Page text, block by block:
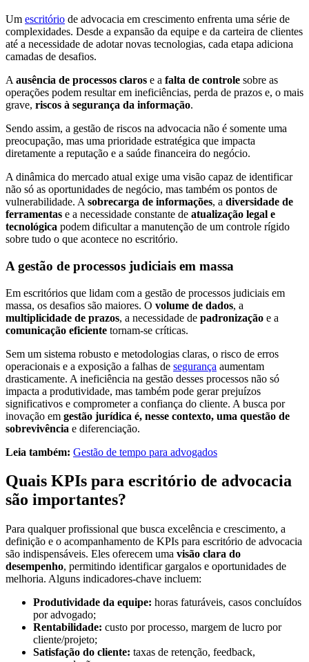
Um escritório de advocacia em crescimento enfrenta uma série de
complexidades. Desde a expansão da equipe e da carteira de clientes
até a necessidade de adotar novas tecnologias, cada etapa adiciona
camadas de desafios.
A ausência de processos claros e a falta de controle sobre as
operações podem resultar em ineficiências, perda de prazos e, o mais
grave, riscos à segurança da informação.
Sendo assim, a gestão de riscos na advocacia não é somente uma
preocupação, mas uma prioridade estratégica que impacta
diretamente a reputação e a saúde financeira do negócio.
A dinâmica do mercado atual exige uma visão capaz de identificar
não só as oportunidades de negócio, mas também os pontos de
vulnerabilidade. A sobrecarga de informações, a diversidade de
ferramentas e a necessidade constante de atualização legal e
tecnológica podem dificultar a manutenção de um controle rígido
sobre tudo o que acontece no escritório.
A gestão de processos judiciais em massa
Em escritórios que lidam com a gestão de processos judiciais em
massa, os desafios são maiores. O volume de dados, a
multiplicidade de prazos, a necessidade de padronização e a
comunicação eficiente tornam-se críticas.
Sem um sistema robusto e metodologias claras, o risco de erros
operacionais e a exposição a falhas de segurança aumentam
drasticamente. A ineficiência na gestão desses processos não só
impacta a produtividade, mas também pode gerar prejuízos
significativos e comprometer a confiança do cliente. A busca por
inovação em gestão jurídica é, nesse contexto, uma questão de
sobrevivência e diferenciação.
Leia também: Gestão de tempo para advogados
Quais KPIs para escritório de advocacia
são importantes?
Para qualquer profissional que busca excelência e crescimento, a
definição e o acompanhamento de KPIs para escritório de advocacia
são indispensáveis. Eles oferecem uma visão clara do
desempenho, permitindo identificar gargalos e oportunidades de
melhoria. Alguns indicadores-chave incluem:
Produtividade da equipe: horas faturáveis, casos concluídos
por advogado;
Rentabilidade: custo por processo, margem de lucro por
cliente/projeto;
Satisfação do cliente: taxas de retenção, feedback,